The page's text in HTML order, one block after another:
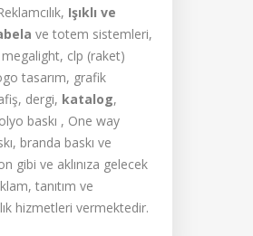
Işıklı ve
ve totem sistemleri,
clp (raket)
tasarım, grafik
dergi, katalog,
baskı , One way
branda baskı ve
gibi ve aklınıza gelecek
tanıtım ve
hizmetleri vermektedir.